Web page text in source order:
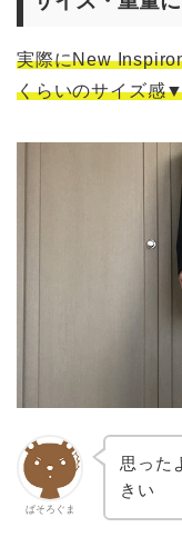
実際にNew
くらいのサイズ感
ぱそろぐま
思った
きい